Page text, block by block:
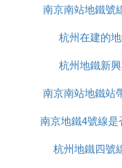
大中橋站具體有幾
③ 南京地鐵S5
2012年來6月13日寧
五」規劃研究項目。
2013年11月，揚
家發改委報送了相
南京南站地鐵號
杭州在建的
杭州地鐵新
南京南站地鐵站
南京地鐵4號線是
杭州地鐵四號